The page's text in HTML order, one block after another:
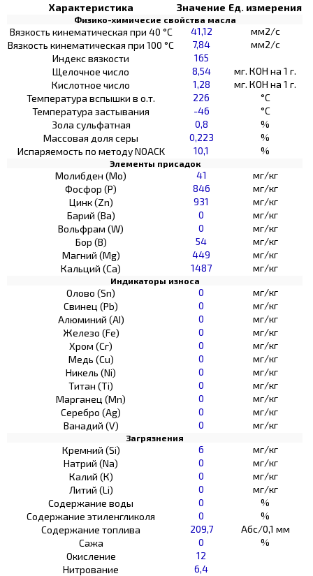
Характеристика Значение Ед. измерения
Физико-химичесие свойства масла
Вязкость кинематическая при 40 °С 41,12
мм2/с
Вязкость кинематическая при 100 °С
7,84
мм2/с
Индекс вязкости
165
Щелочное число
8,54
мг. КОН на 1 г.
Кислотное число
1,28
мг. КОН на 1 г.
Температура вспышки в о.т.
226
°C
Температура застывания
-46
°C
Зола сульфатная
0,8
%
Массовая доля серы
0,223
%
Испаряемость по методу NOACK
10,1 %
Элементы присадок
Молибден (Мо) 41
мг/кг
Фосфор (Р)
846
мг/кг
Цинк (Zn)
931
мг/кг
Барий (Ва)
0
мг/кг
Вольфрам (W)
0
мг/кг
Бор (В)
54
мг/кг
Магний (Mg)
449
мг/кг
Кальций (Са)
1487 мг/кг
Индикаторы износа
Олово (Sn) 0
мг/кг
Свинец (Pb)
0
мг/кг
Алюминий (AI)
0
мг/кг
Железо (Fe)
0
мг/кг
Хром (Сг)
0
мг/кг
Медь (Cu)
0
мг/кг
Никель (Ni)
0
мг/кг
Титан (Ti)
0
мг/кг
Марганец (Mn)
0
мг/кг
Серебро (Ag)
0
мг/кг
Ванадий (V)
0 мг/кг
Загрязнения
Кремний (Si) 6
мг/кг
Натрий (Na)
0
мг/кг
Калий (К)
0
мг/кг
Литий (Li)
0
мг/кг
Содержание воды
0
%
Содержание этиленгликоля
0
%
Содержание топлива
209,7
Абс/0,1 мм
Сажа
0
%
Окисление
12
Нитрование
6,4